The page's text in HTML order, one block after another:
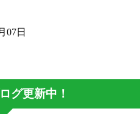
07日
グ更新中！